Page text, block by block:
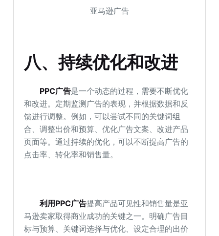
亚马逊广告
八、持续优化和改进
PPC广告是一个动态的过程，需要不断优化
和改进。定期监测广告的表现，并根据数据和反
馈进行调整。例如，可以尝试不同的关键词组
合、调整出价和预算、优化广告文案、改进产品
页面等。通过持续的优化，可以不断提高广告的
点击率、转化率和销售量。
利用PPC广告提高产品可见性和销售量是亚
马逊卖家取得商业成功的关键之一。明确广告目
标与预算、关键词选择与优化、设定合理的出价